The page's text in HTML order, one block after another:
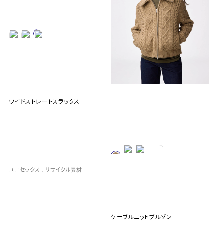
ワイドストレートスラックス
ユニセックス リサイクル素材
ケーブルニットブルゾン